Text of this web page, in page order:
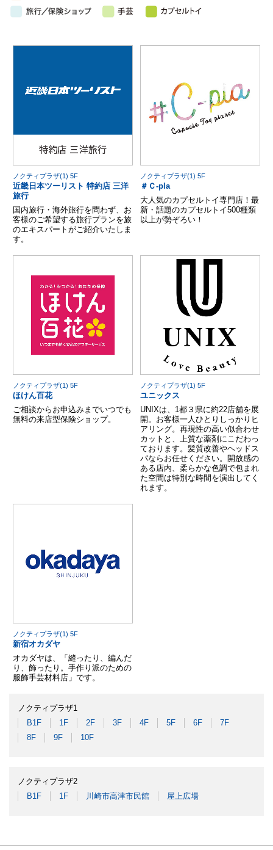
ノクティプラザ(1) 5F
近畿日本ツーリスト 特約店 三洋
旅行
国内旅行・海外旅行を問わず、お
客様のご希望する旅行プランを旅
のエキスパートがご紹介いたしま
す。
ノクティプラザ(1) 5F
＃Ｃ-pla
大人気のカプセルトイ専門店！最
新・話題のカプセルトイ500種類
以上が勢ぞろい！
ノクティプラザ(1) 5F
ほけん百花
ご相談からお申込みまでいつでも
無料の来店型保険ショップ。
ノクティプラザ(1) 5F
ユニックス
UNIXは、1都３県に約22店舗を展
開。お客様一人ひとりしっかりヒ
アリング。再現性の高い似合わせ
カットと、上質な薬剤にこだわっ
ております。髪質改善やヘッドス
パならお任せください。開放感の
ある店内、柔らかな色調で包まれ
た空間は特別な時間を演出してく
れます。
ノクティプラザ(1) 5F
新宿オカダヤ
オカダヤは、「縫ったり、編んだ
り、飾ったり。手作り派のための
服飾手芸材料店」です。
ノクティプラザ1
B1F
1F 2F 3F 4F 5F 6F
7F
8F
9F 10F
ノクティプラザ2
B1F
1F 川崎市高津市民館 屋上広場